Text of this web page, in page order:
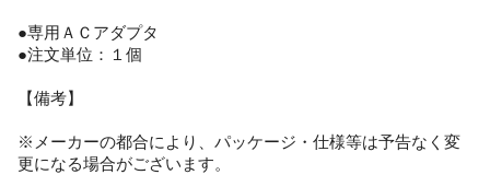
●専用ＡＣアダプタ
●注文単位：１個
【備考】
※メーカーの都合により、パッケージ・仕様等は予告なく変
更になる場合がございます。